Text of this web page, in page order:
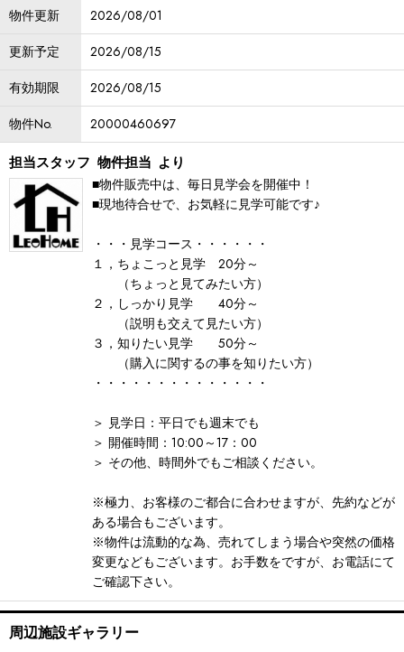
物件更新
2026/08/01
更新予定
2026/08/15
有効期限
2026/08/15
物件No.
20000460697
担当スタッフ 物件担当 より
■物件販売中は、毎日見学会を開催中！
■現地待合せで、お気軽に見学可能です♪
・・・見学コース・・・・・・
１，ちょこっと見学 20分～
（ちょっと見てみたい方）
２，しっかり見学 40分～
（説明も交えて見たい方）
３，知りたい見学 50分～
（購入に関するの事を知りたい方）
・・・・・・・・・・・・・・
＞ 見学日：平日でも週末でも
＞ 開催時間：10:00～17：00
＞ その他、時間外でもご相談ください。
※極力、お客様のご都合に合わせますが、先約などが
ある場合もございます。
※物件は流動的な為、売れてしまう場合や突然の価格
変更などもございます。お手数をですが、お電話にて
ご確認下さい。
周辺施設ギャラリー